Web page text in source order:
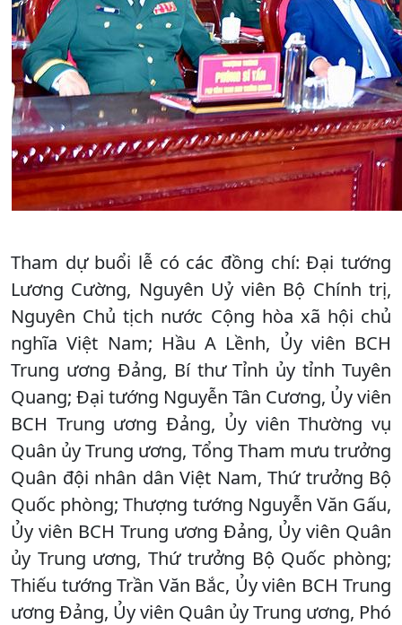
Tham dự buổi lễ có các đồng chí: Đại tướng
Lương Cường, Nguyên Uỷ viên Bộ Chính trị,
Nguyên Chủ tịch nước Cộng hòa xã hội chủ
nghĩa Việt Nam; Hầu A Lềnh, Ủy viên BCH
Trung ương Đảng, Bí thư Tỉnh ủy tỉnh Tuyên
Quang; Đại tướng Nguyễn Tân Cương, Ủy viên
BCH Trung ương Đảng, Ủy viên Thường vụ
Quân ủy Trung ương, Tổng Tham mưu trưởng
Quân đội nhân dân Việt Nam, Thứ trưởng Bộ
Quốc phòng; Thượng tướng Nguyễn Văn Gấu,
Ủy viên BCH Trung ương Đảng, Ủy viên Quân
ủy Trung ương, Thứ trưởng Bộ Quốc phòng;
Thiếu tướng Trần Văn Bắc, Ủy viên BCH Trung
ương Đảng, Ủy viên Quân ủy Trung ương, Phó